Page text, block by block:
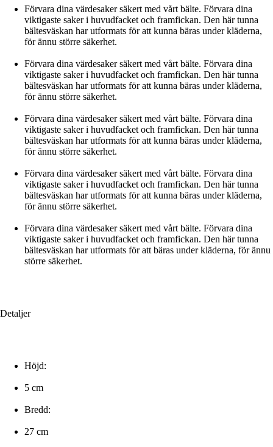
Förvara dina värdesaker säkert med vårt bälte. Förvara dina
viktigaste saker i huvudfacket och framfickan. Den här tunna
bältesväskan har utformats för att kunna bäras under kläderna,
för ännu större säkerhet.
Förvara dina värdesaker säkert med vårt bälte. Förvara dina
viktigaste saker i huvudfacket och framfickan. Den här tunna
bältesväskan har utformats för att kunna bäras under kläderna,
för ännu större säkerhet.
Förvara dina värdesaker säkert med vårt bälte. Förvara dina
viktigaste saker i huvudfacket och framfickan. Den här tunna
bältesväskan har utformats för att kunna bäras under kläderna,
för ännu större säkerhet.
Förvara dina värdesaker säkert med vårt bälte. Förvara dina
viktigaste saker i huvudfacket och framfickan. Den här tunna
bältesväskan har utformats för att kunna bäras under kläderna,
för ännu större säkerhet.
Förvara dina värdesaker säkert med vårt bälte. Förvara dina
viktigaste saker i huvudfacket och framfickan. Den här tunna
bältesväskan har utformats för att bäras under kläderna, för ännu
större säkerhet.
Detaljer
Höjd:
5 cm
Bredd:
27 cm